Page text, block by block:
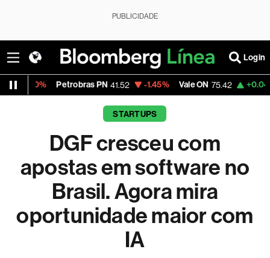
PUBLICIDADE
Login
Petrobras PN 41.52 -1.45% Vale ON 75.42 +0.04% Itaú PN
STARTUPS
DGF cresceu com
apostas em software no
Brasil. Agora mira
oportunidade maior com
IA